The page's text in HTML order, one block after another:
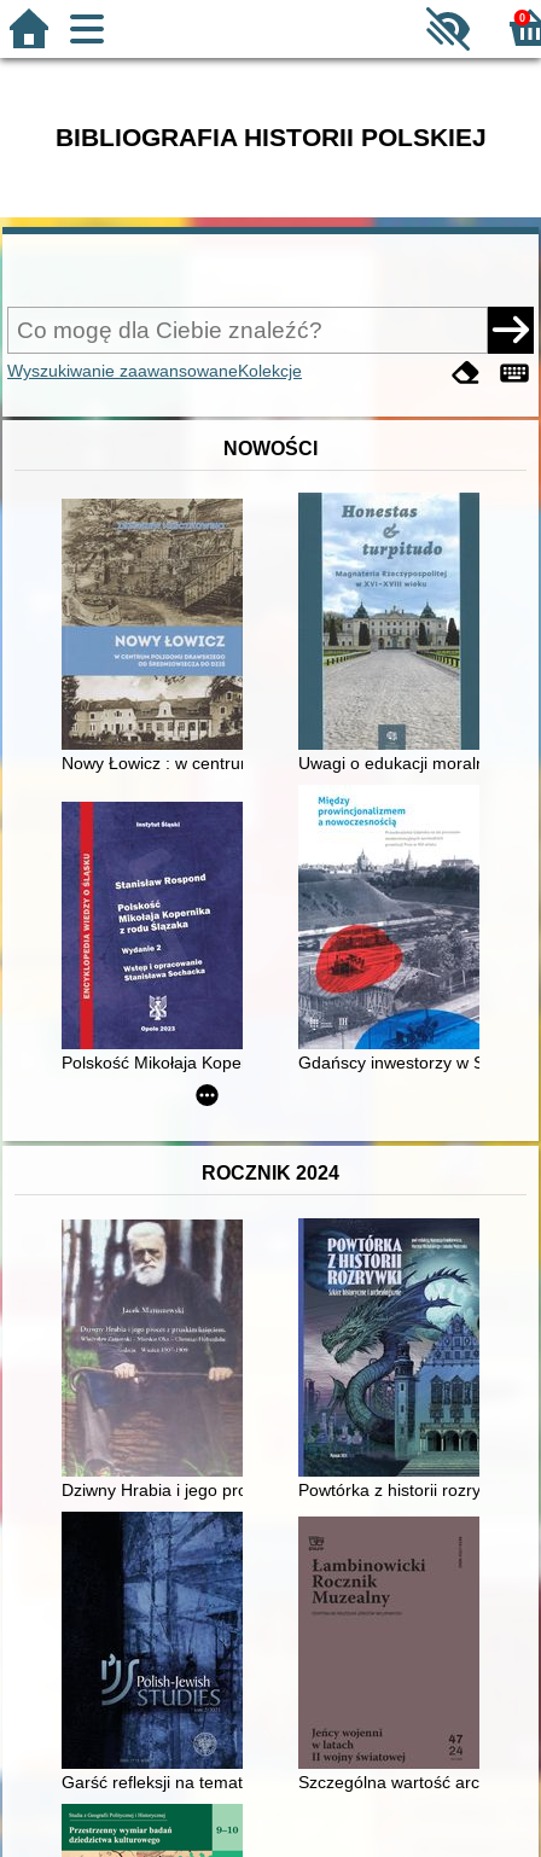
0
BIBLIOGRAFIA HISTORII POLSKIEJ
Wyszukiwanie zaawansowaneKolekcje
NOWOŚCI
Nowy Łowicz : w centrum poligonu drawskiego od
Uwagi o edukacji moralnej
Polskość Mikołaja Kopernika z rodu Ślązaka
Gdańscy inwestorzy w
ROCZNIK 2024
Dziwny Hrabia i jego proces z pruskim księciem :
Powtórka z historii rozrywki :
Garść refleksji na temat wspomnień Szragi Fajwela
Szczególna wartość archiwum